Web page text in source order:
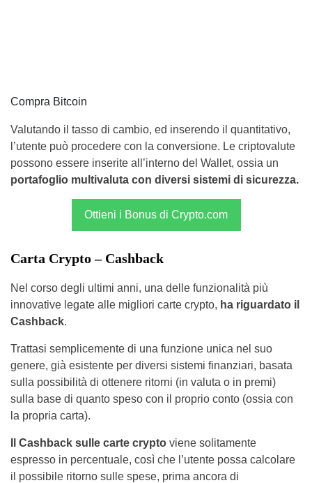
Compra Bitcoin
Valutando il tasso di cambio, ed inserendo il quantitativo,
l’utente può procedere con la conversione. Le criptovalute
possono essere inserite all’interno del Wallet, ossia un
portafoglio multivaluta con diversi sistemi di sicurezza.
Ottieni i Bonus di Crypto.com
Carta Crypto – Cashback
Nel corso degli ultimi anni, una delle funzionalità più
innovative legate alle migliori carte crypto, ha riguardato il
Cashback.
Trattasi semplicemente di una funzione unica nel suo
genere, già esistente per diversi sistemi finanziari, basata
sulla possibilità di ottenere ritorni (in valuta o in premi)
sulla base di quanto speso con il proprio conto (ossia con
la propria carta).
Il Cashback sulle carte crypto viene solitamente
espresso in percentuale, così che l’utente possa calcolare
il possibile ritorno sulle spese, prima ancora di